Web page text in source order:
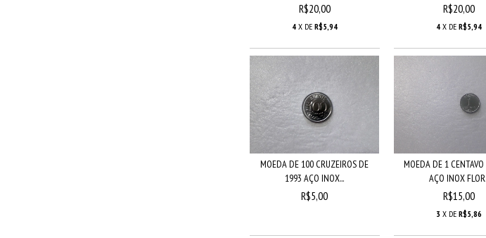
R$20,00
4 X DE R$5,94
R$20,00
4 X DER$5,94
MOEDA DE 100 CRUZEIROS DE
1993 AÇO INOX...
R$5,00
MOEDA DE 1
AÇO INOX
R$15,00
3 X DER$5,86